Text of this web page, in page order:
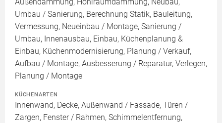
Umbau / Sanierung, Berechnung Statik, Bauleitung,
Vermessung, Neueinbau / Montage, Sanierung /
Umbau, Innenausbau, Einbau, Küchenplanung &
Einbau, Küchenmodernisierung, Planung / Verkauf,
Aufbau / Montage, Ausbesserung / Reparatur, Verlegen,
Planung / Montage
KÜCHENARTEN
Innenwand, Decke, Außenwand / Fassade, Türen /
Zargen, Fenster / Rahmen, Schimmelentfernung,